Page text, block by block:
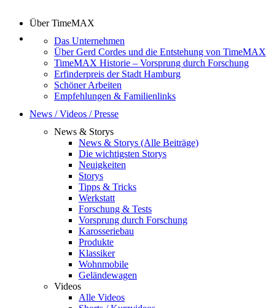
Über TimeMAX
Das Unternehmen
Über Gerd Cordes und die Entstehung von TimeMAX
TimeMAX Historie – Vorsprung durch Forschung
Erfinderpreis der Stadt Hamburg
Schöner Arbeiten
Empfehlungen & Familienlinks
News / Videos / Presse
News & Storys
News & Storys (Alle Beiträge)
Die wichtigsten Storys
Neuigkeiten
Storys
Tipps & Tricks
Werkstatt
Forschung & Tests
Vorsprung durch Forschung
Karosseriebau
Produkte
Klassiker
Wohnmobile
Geländewagen
Videos
Alle Videos